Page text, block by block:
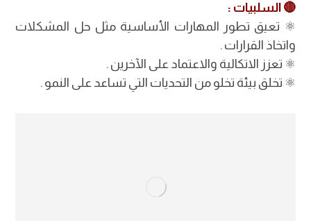
🔴 السلبيات :
⚛︎ تعيق تطور المهارات الأساسية مثل حل المشكلات
واتخاذ القرارات .
⚛︎ تعزز الاتكالية والاعتماد على الآخرين .
⚛︎ تخلق بيئة تخلو من التحديات التي تساعد على النمو .